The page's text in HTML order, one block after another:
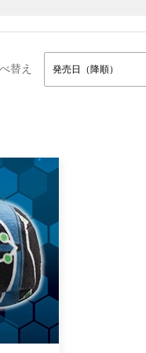
替え 発売日（降順）